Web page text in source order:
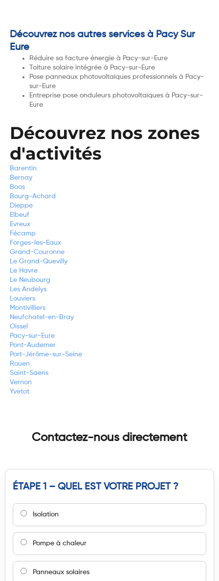
Découvrez nos autres services à Pacy Sur
Eure
Réduire sa facture énergie à Pacy-sur-Eure
Toiture solaire intégrée à Pacy-sur-Eure
Pose panneaux photovoltaïques professionnels à Pacy-
sur-Eure
Entreprise pose onduleurs photovoltaïques à Pacy-sur-
Eure
Découvrez nos zones
d'activités
Barentin
Bernay
Boos
Bourg-Achard
Dieppe
Elbeuf
Evreux
Fécamp
Forges-les-Eaux
Grand-Couronne
Le Grand-Quevilly
Le Havre
Le Neubourg
Les Andelys
Louviers
Montivilliers
Neufchatel-en-Bray
Oissel
Pacy-sur-Eure
Pont-Audemer
Port-Jérôme-sur-Seine
Rouen
Saint-Saëns
Vernon
Yvetot
Contactez-nous directement
ÉTAPE 1 – QUEL EST VOTRE PROJET ?
Isolation
Pompe à chaleur
Panneaux solaires